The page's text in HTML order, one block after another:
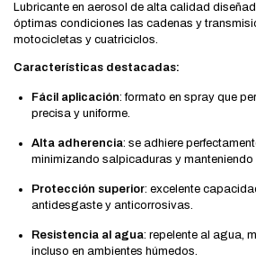
Lubricante en aerosol de alta calidad
óptimas condiciones las cadenas y
motocicletas y cuatriciclos.
Características destacadas:
Fácil aplicación:formato en spray que
precisa y uniforme.
Alta adherencia: se adhiere
minimizando salpicaduras y
Protección superior: excelente
antidesgaste y anticorrosivas.
Resistencia al agua: repelente al agua,
incluso en ambientes húmedos.